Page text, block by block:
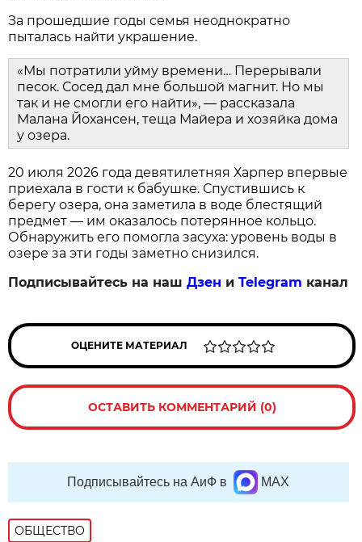
За прошедшие годы семья неоднократно
пыталась найти украшение.
«Мы потратили уйму времени… Перерывали
песок. Сосед дал мне большой магнит. Но мы
так и не смогли его найти», — рассказала
Малана Йохансен, теща Майера и хозяйка дома
у озера.
20 июля 2026 года девятилетняя Харпер впервые
приехала в гости к бабушке. Спустившись к
берегу озера, она заметила в воде блестящий
предмет — им оказалось потерянное кольцо.
Обнаружить его помогла засуха: уровень воды в
озере за эти годы заметно снизился.
Подписывайтесь на нашДзен иTelegram канал
ОЦЕНИТЕ МАТЕРИАЛ
ОСТАВИТЬ КОММЕНТАРИЙ (0)
Подписывайтесь на АиФ в MAX
ОБЩЕСТВО